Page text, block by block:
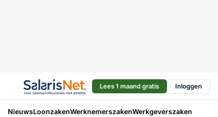
Lees 1 maand gratis Inloggen
NieuwsLoonzakenWerknemerszakenWerkgeverszaken